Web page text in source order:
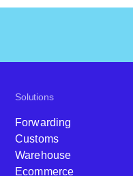
Solutions
Forwarding
Customs
Warehouse
Ecommerce